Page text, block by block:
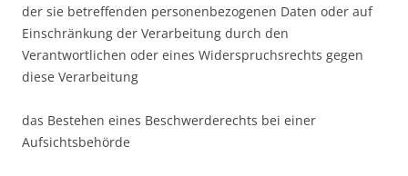
der sie betreffenden personenbezogenen Daten oder auf
Einschränkung der Verarbeitung durch den
Verantwortlichen oder eines Widerspruchsrechts gegen
diese Verarbeitung
das Bestehen eines Beschwerderechts bei einer
Aufsichtsbehörde